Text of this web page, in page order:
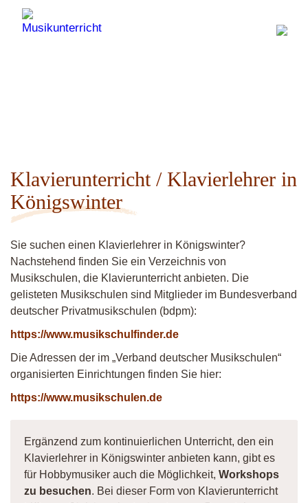
Klavierunterricht / Klavierlehrer in
Königswinter
Sie suchen einen Klavierlehrer in Königswinter?
Nachstehend finden Sie ein Verzeichnis von
Musikschulen, die Klavierunterricht anbieten. Die
gelisteten Musikschulen sind Mitglieder im Bundesverband
deutscher Privatmusikschulen (bdpm):
https://www.musikschulfinder.de
Die Adressen der im „Verband deutscher Musikschulen“
organisierten Einrichtungen finden Sie hier:
https://www.musikschulen.de
Ergänzend zum kontinuierlichen Unterricht, den ein
Klavierlehrer in Königswinter anbieten kann, gibt es
für Hobbymusiker auch die Möglichkeit, Workshops
zu besuchen. Bei dieser Form von Klavierunterricht